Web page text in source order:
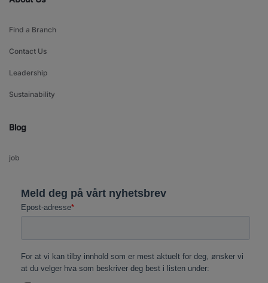
Find a Branch
Contact Us
Leadership
Sustainability
Blog
job